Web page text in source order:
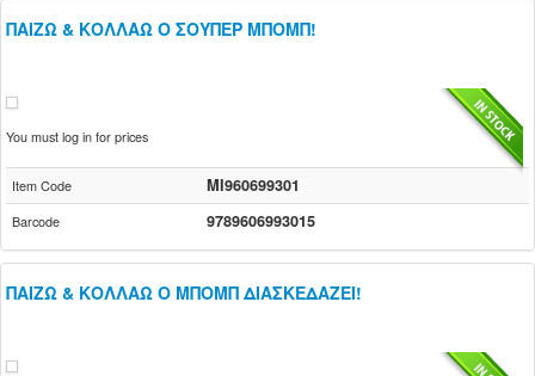
ΠΑΙΖΩ & ΚΟΛΛΑΩ Ο ΣΟΥΠΕΡ ΜΠΟΜΠ!
You must log in for prices
Item Code MI960699301
Barcode 9789606993015
ΠΑΙΖΩ & ΚΟΛΛΑΩ Ο ΜΠΟΜΠ ΔΙΑΣΚΕΔΑΖΕΙ!